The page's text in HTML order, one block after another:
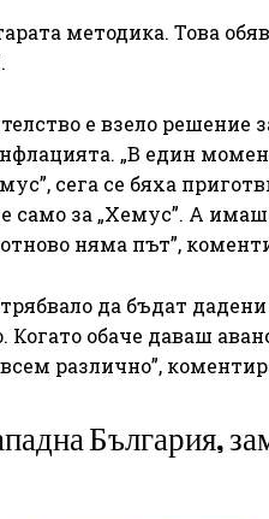
методика. Това
е взело решение
„В един
сега се бяха
само за „Хемус”. А
няма път”,
да бъдат дадени
Когато обаче даваш
различно”,
България,